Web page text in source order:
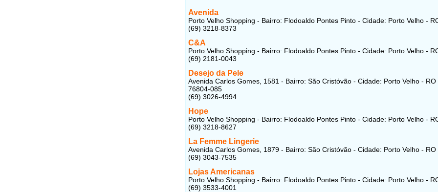
Avenida
Porto Velho Shopping - Bairro: Flodoaldo Pontes Pinto - Cidade: Porto Velho -
(69) 3218-8373
C&A
Porto Velho Shopping - Bairro: Flodoaldo Pontes Pinto - Cidade: Porto Velho -
(69) 2181-0043
Desejo da Pele
Avenida Carlos Gomes, 1581 - Bairro: São Cristóvão - Cidade: Porto Velho - RO
76804-085
(69) 3026-4994
Hope
Porto Velho Shopping - Bairro: Flodoaldo Pontes Pinto - Cidade: Porto Velho -
(69) 3218-8627
La Femme Lingerie
Avenida Carlos Gomes, 1879 - Bairro: São Cristóvão - Cidade: Porto Velho - RO
(69) 3043-7535
Lojas Americanas
Porto Velho Shopping - Bairro: Flodoaldo Pontes Pinto - Cidade: Porto Velho -
(69) 3533-4001